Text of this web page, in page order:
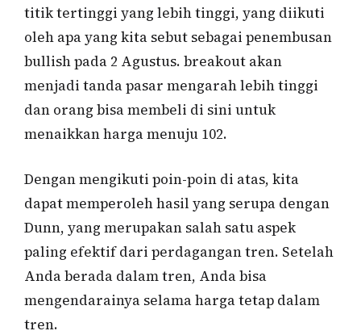
titik tertinggi yang lebih tinggi, yang diikuti
oleh apa yang kita sebut sebagai penembusan
bullish pada 2 Agustus. breakout akan
menjadi tanda pasar mengarah lebih tinggi
dan orang bisa membeli di sini untuk
menaikkan harga menuju 102.
Dengan mengikuti poin-poin di atas, kita
dapat memperoleh hasil yang serupa dengan
Dunn, yang merupakan salah satu aspek
paling efektif dari perdagangan tren. Setelah
Anda berada dalam tren, Anda bisa
mengendarainya selama harga tetap dalam
tren.